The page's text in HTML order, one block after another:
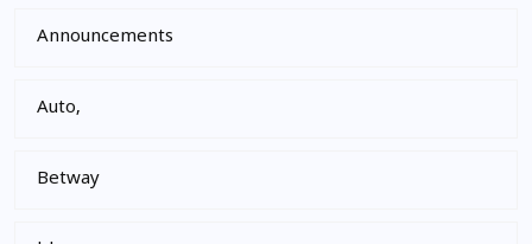
Announcements
Auto,
Betway